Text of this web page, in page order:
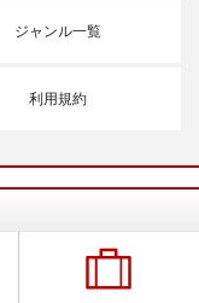
ジャンル一覧
利用規約